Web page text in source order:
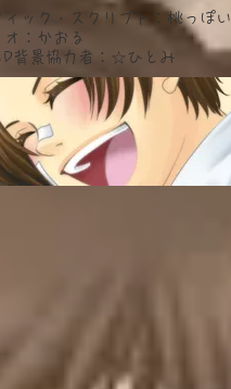
ィック・スクリプト：桃っぽい
オ：かおる
D背景協力者：☆ひとみ